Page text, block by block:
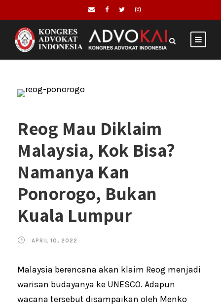
Reog Mau Diklaim
Malaysia, Kok Bisa?
Namanya Kan
Ponorogo, Bukan
Kuala Lumpur
APRIL 10, 2022
Malaysia berencana akan klaim Reog menjadi
warisan budayanya ke UNESCO. Adapun
wacana tersebut disampaikan oleh Menko